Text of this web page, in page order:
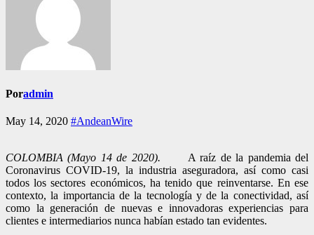
Poradmin
May 14, 2020 #AndeanWire
COLOMBIA (Mayo 14 de 2020). A raíz de la pandemia del
Coronavirus COVID-19, la industria aseguradora, así como casi
todos los sectores económicos, ha tenido que reinventarse. En ese
contexto, la importancia de la tecnología y de la conectividad, así
como la generación de nuevas e innovadoras experiencias para
clientes e intermediarios nunca habían estado tan evidentes.